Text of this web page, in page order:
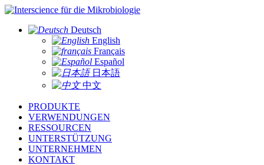
für die Mikrobiologie
Deutsch
English
Français
Español
日本語
中文
PRODUKTE
VERWENDUNGEN
RESSOURCEN
UNTERSTÜTZUNG
UNTERNEHMEN
KONTAKT